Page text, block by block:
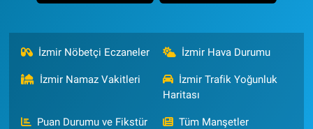
İzmir Nöbetçi Eczaneler İzmir Hava Durumu
İzmir Namaz Vakitleri
İzmir Trafik Yoğunluk
Haritası
Puan Durumu ve Fikstür Tüm Manşetler